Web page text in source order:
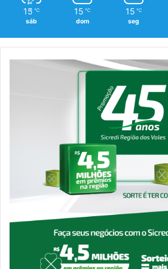
15 ℃
sáb
15 ℃
dom
15 ℃
seg